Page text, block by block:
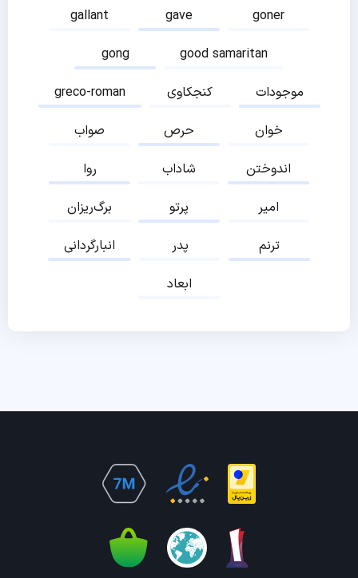
gallant
gave
goner
gong
good samaritan
greco-roman
کنجکاوی
موجودات
صواب
حرص
خوان
روا
شاداب
اندوختن
برگ‌ریزان
پرتو
امیر
انبارگردانی
پدر
ترنم
ابعاد